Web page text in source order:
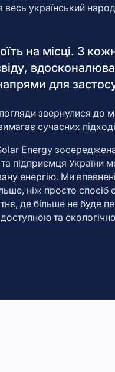
український
на місці. З
для
звернулися до
сучасних
Energy
підприємця України
енергію. Ми
ніж просто спосіб
де більше не буде
доступною та